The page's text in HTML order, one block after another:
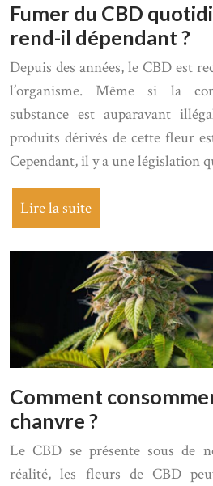
Fumer du CBD
rend-il dépendant ?
Depuis des années, le CBD est
l’organisme. Même si la
substance est auparavant
produits dérivés de cette fleur
Cependant, il y a une législation
Lire la suite
Comment
chanvre ?
Le CBD se présente sous de
réalité, les fleurs de CBD